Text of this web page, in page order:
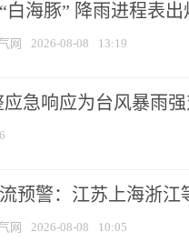
白海豚” 降雨进程表
网 2026-08-08 13:19
急响应为台风暴雨
预警：江苏上海浙江
网 2026-08-08 10:05